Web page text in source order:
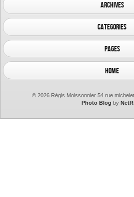
Archives
Categories
Pages
Home
© 2026 Régis Moissonnier 54 rue
Photo Blog by